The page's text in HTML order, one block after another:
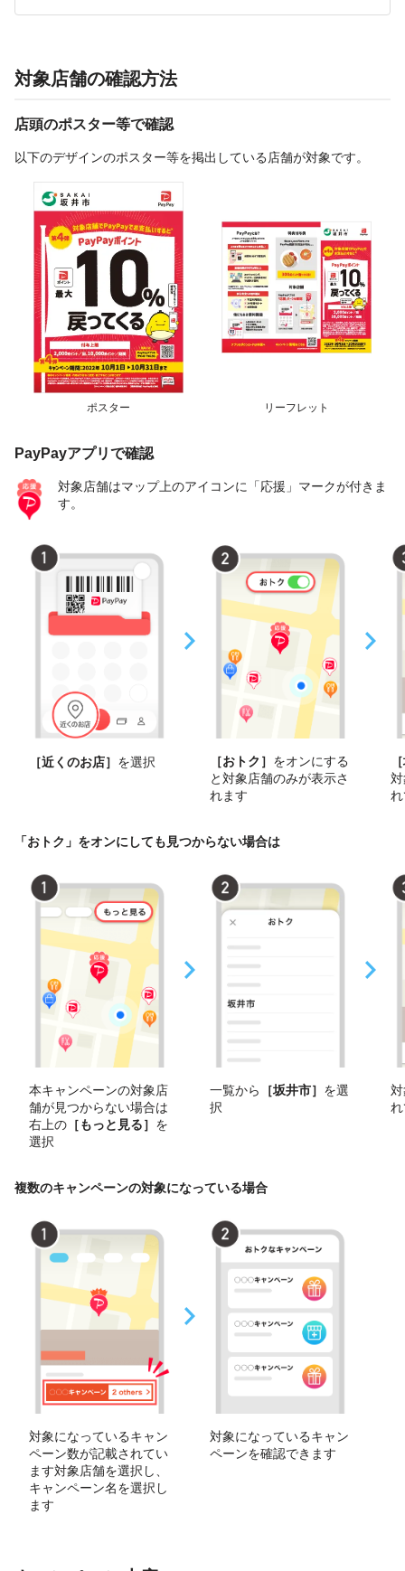
対象店舗の確認方法
店頭のポスター等で確認
以下のデザインのポスター等を掲出している店舗が対象です。
ポスター リーフレット
PayPayアプリで確認
対象店舗はマップ上のアイコンに「応援」マークが付きま
す。
［近くのお店］ を選択 ［おトク］ をオンにする
と対象店舗のみが表示さ
れます
「おトク」をオンにしても見つからない場合は
本キャンペーンの対象店
舗が見つからない場合は
右上の ［もっと見る］ を
選択
一覧から ［坂井市］ を選
択
複数のキャンペーンの対象になっている場合
対象になっているキャン
ペーン数が記載されてい
ます対象店舗を選択し、
キャンペーン名を選択し
ます
対象になっているキャン
ペーンを確認できます